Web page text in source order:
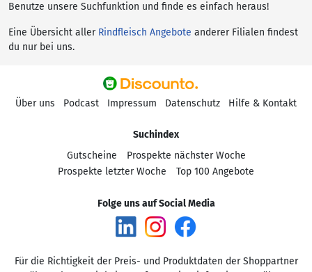
Benutze unsere Suchfunktion und finde es einfach heraus!
Eine Übersicht aller Rindfleisch Angebote anderer Filialen findest
du nur bei uns.
Über uns Podcast Impressum Datenschutz Hilfe & Kontakt
Suchindex
Gutscheine
Prospekte nächster Woche
Prospekte letzter Woche
Top 100 Angebote
Folge uns auf Social Media
Für die Richtigkeit der Preis- und Produktdaten der Shoppartner